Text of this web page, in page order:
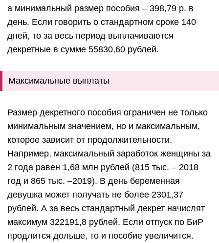
а минимальный размер пособия – 398,79 р. в
день. Если говорить о стандартном сроке 140
дней, то за весь период выплачиваются
декретные в сумме 55830,60 рублей.
Максимальные выплаты
Размер декретного пособия ограничен не только
минимальным значением, но и максимальным,
которое зависит от продолжительности.
Например, максимальный заработок женщины за
2 года равен 1,68 млн рублей (815 тыс. – 2018
год и 865 тыс. –2019). В день беременная
девушка может получать не более 2301,37
рублей. А за весь стандартный декрет начислят
максимум 322191,8 рублей. Если отпуск по БиР
продлится дольше, то и пособие увеличится.